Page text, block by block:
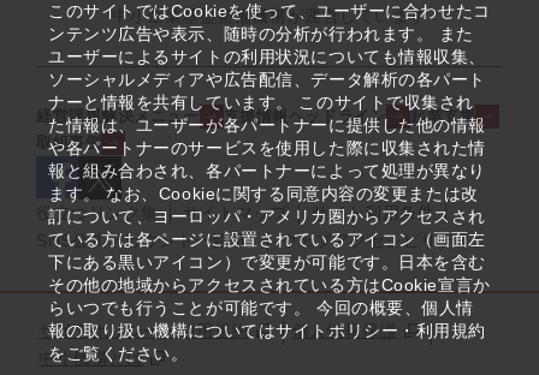
このサイトではCookieを使って、ユーザーに合わせたコ
ンテンツ広告や表示、随時の分析が行われます。 また
ユーザーによるサイトの利用状況についても情報収集、
ソーシャルメディアや広告配信、データ解析の各パート
ナーと情報を共有しています。 このサイトで収集され
た情報は、ユーザーが各パートナーに提供した他の情報
や各パートナーのサービスを使用した際に収集された情
報と組み合わされ、各パートナーによって処理が異なり
ます。 なお、Cookieに関する同意内容の変更または改
訂について、ヨーロッパ・アメリカ圏からアクセスされ
ている方は各ページに設置されているアイコン（画面左
下にある黒いアイコン）で変更が可能です。日本を含む
その他の地域からアクセスされている方はCookie宣言か
らいつでも行うことが可能です。 今回の概要、個人情
報の取り扱い機構についてはサイトポリシー・利用規約
をご覧ください。
中小企業基盤整備機構が運営しています
経営課題解決メニュー 支援情報ヘッドライン
起業支援
取組事例
役立つリンク集 サイトマップ
サイト利用条件
SNS公式アカウント一覧
ウェブアクセシビリティ
サイトポリシー・利用規約
個人情報保護
中小機構とは